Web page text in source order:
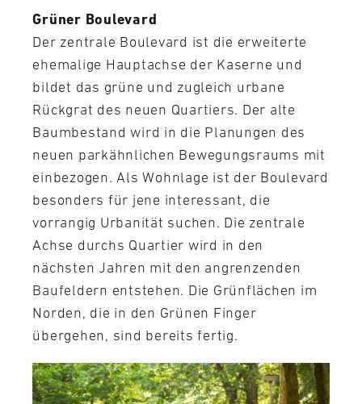
Grüner Boulevard
Der zentrale Boulevard ist die erweiterte
ehemalige Hauptachse der Kaserne und
bildet das grüne und zugleich urbane
Rückgrat des neuen Quartiers. Der alte
Baumbestand wird in die Planungen des
neuen parkähnlichen Bewegungsraums mit
einbezogen. Als Wohnlage ist der Boulevard
besonders für jene interessant, die
vorrangig Urbanität suchen. Die zentrale
Achse durchs Quartier wird in den
nächsten Jahren mit den angrenzenden
Baufeldern entstehen. Die Grünflächen im
Norden, die in den Grünen Finger
übergehen, sind bereits fertig.